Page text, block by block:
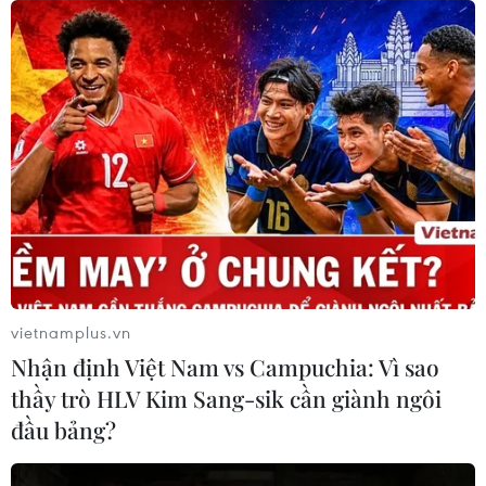
50 năm quan hệ Việt-Đức: Khi ngoại
giao nhân dân bắt đầu từ tiếng mẹ đẻ
30/07/2026 23:00
Trăn trở người giữ lửa tiếng Việt trên
quê hương thứ hai
30/07/2026 12:00
Nơi tiếng mẹ đẻ được hồi sinh giữa
lòng nước Đức
30/07/2026 08:18
vietnamplus.vn
Nhận định Việt Nam vs Campuchia: Vì sao
thầy trò HLV Kim Sang-sik cần giành ngôi
đầu bảng?